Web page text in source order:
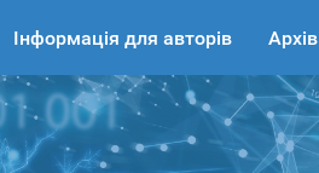
Iнформація для авторів Архів